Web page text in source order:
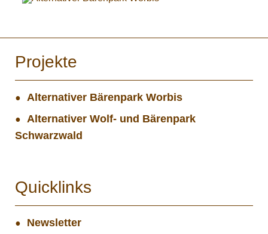
Projekte
Alternativer Bärenpark Worbis
Alternativer Wolf- und Bärenpark
Schwarzwald
Quicklinks
Newsletter